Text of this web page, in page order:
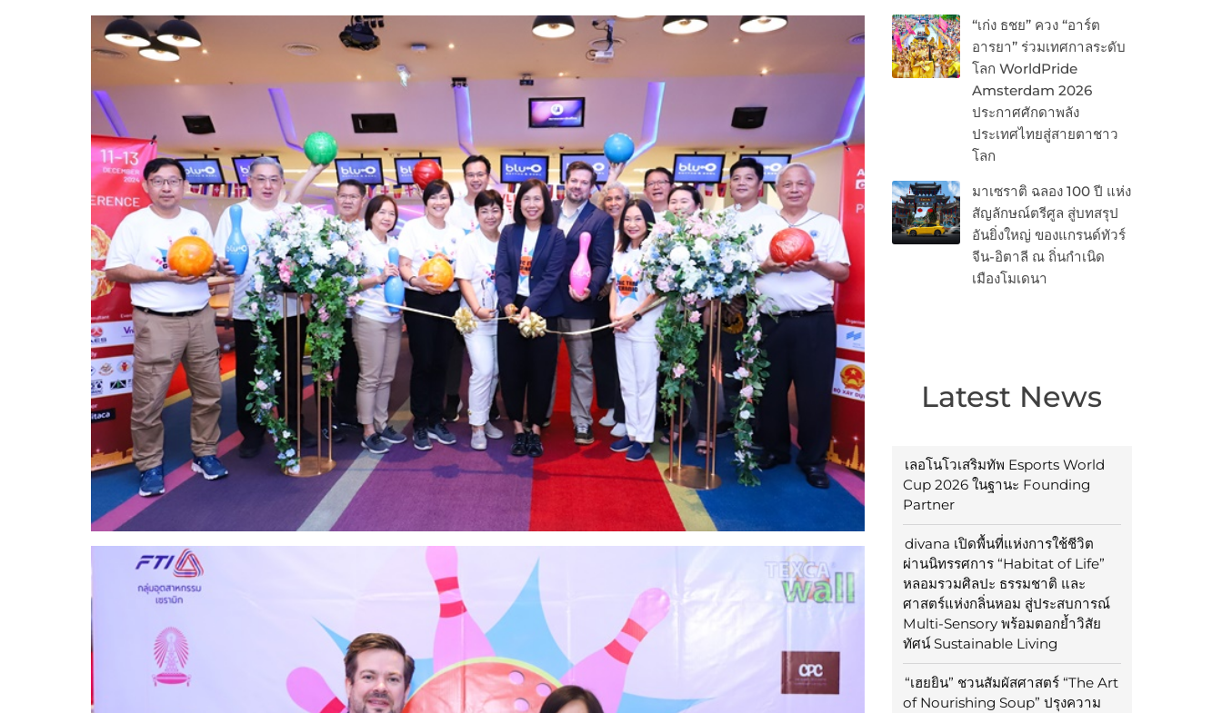
“เก่ง ธชย” ควง “อาร์ต
อารยา” ร่วมเทศกาลระดับ
โลก WorldPride
Amsterdam 2026
ประกาศศักดาพลัง
ประเทศไทยสู่สายตาชาว
โลก
มาเซราติ ฉลอง 100 ปี แห่ง
สัญลักษณ์ตรีศูล สู่บทสรุป
อันยิ่งใหญ่ ของแกรนด์ทัวร์
จีน-อิตาลี ณ ถิ่นกำเนิด
เมืองโมเดนา
Latest News
เลอโนโวเสริมทัพ Esports World
Cup 2026 ในฐานะ Founding
Partner
divana เปิดพื้นที่แห่งการใช้ชีวิต
ผ่านนิทรรศการ “Habitat of Life”
หลอมรวมศิลปะ ธรรมชาติ และ
ศาสตร์แห่งกลิ่นหอม สู่ประสบการณ์
Multi-Sensory พร้อมตอกย้ำวิสัย
ทัศน์ Sustainable Living
“เฮยยิน” ชวนสัมผัสศาสตร์ “The Art
of Nourishing Soup” ปรุงความ